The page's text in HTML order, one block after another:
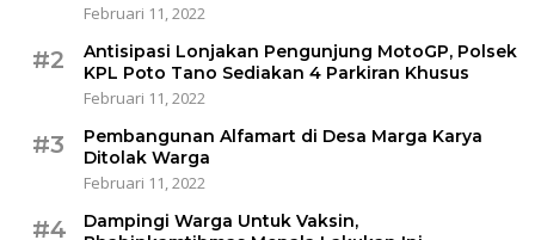
Februari 11, 2022
#2
Antisipasi Lonjakan Pengunjung MotoGP, Polsek
KPL Poto Tano Sediakan 4 Parkiran Khusus
Februari 11, 2022
#3
Pembangunan Alfamart di Desa Marga Karya
Ditolak Warga
Februari 11, 2022
#4
Dampingi Warga Untuk Vaksin,